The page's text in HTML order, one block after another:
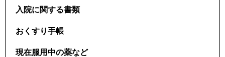
入院に関する書類
おくすり手帳
現在服用中の薬など